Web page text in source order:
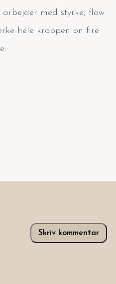
med styrke, flow
hele kroppen on fire
Skriv kommentar